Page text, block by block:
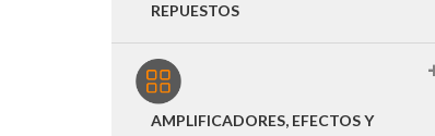
REPUESTOS
AMPLIFICADORES, EFECTOS Y